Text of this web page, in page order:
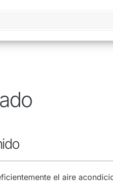
el aire